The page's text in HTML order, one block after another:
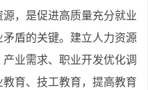
，是促进高质量充分就业
盾的关键。建立人力资源
业需求、职业开发优化调
育、技工教育，提高教育